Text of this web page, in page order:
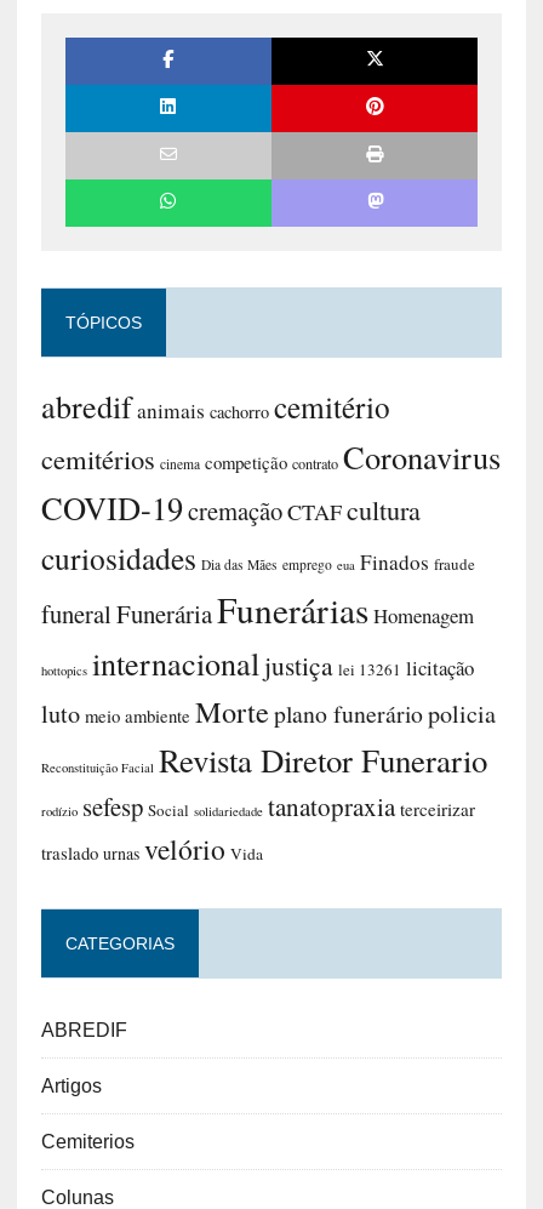
TÓPICOS
abredifanimais cachorro cemitério
cemitérios cinema competição contrato Coronavirus
COVID-19cremaçãoCTAFcultura
curiosidades Dia das Mães emprego eua Finados fraude
funeralFuneráriaFuneráriasHomenagem
hottopics internacionaljustiça lei 13261 licitação
luto meio ambiente Morteplano funeráriopolicia
Reconstituição Facial Revista Diretor Funerario
rodízio sefesp Social solidariedade tanatopraxia terceirizar
traslado urnas velório Vida
CATEGORIAS
ABREDIF
Artigos
Cemiterios
Colunas